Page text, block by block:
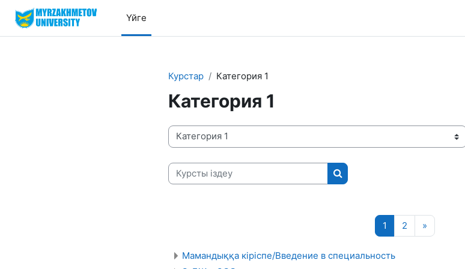
Негізгі мазмұнға
Үйге
Курстар Категория 1
Категория 1
Курстардың санаттары
Курсты іздеу
Курсты іздеу
1 Page 1
2Page 2
»Next page
Мамандыққа кіріспе/Введение в специальность